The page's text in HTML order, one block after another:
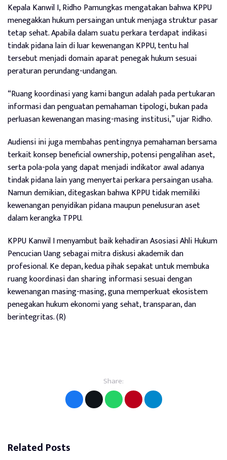
Kepala Kanwil I, Ridho Pamungkas mengatakan bahwa KPPU
menegakkan hukum persaingan untuk menjaga struktur pasar
tetap sehat. Apabila dalam suatu perkara terdapat indikasi
tindak pidana lain di luar kewenangan KPPU, tentu hal
tersebut menjadi domain aparat penegak hukum sesuai
peraturan perundang-undangan.
“Ruang koordinasi yang kami bangun adalah pada pertukaran
informasi dan penguatan pemahaman tipologi, bukan pada
perluasan kewenangan masing-masing institusi,” ujar Ridho.
Audiensi ini juga membahas pentingnya pemahaman bersama
terkait konsep beneficial ownership, potensi pengalihan aset,
serta pola-pola yang dapat menjadi indikator awal adanya
tindak pidana lain yang menyertai perkara persaingan usaha.
Namun demikian, ditegaskan bahwa KPPU tidak memiliki
kewenangan penyidikan pidana maupun penelusuran aset
dalam kerangka TPPU.
KPPU Kanwil I menyambut baik kehadiran Asosiasi Ahli Hukum
Pencucian Uang sebagai mitra diskusi akademik dan
profesional. Ke depan, kedua pihak sepakat untuk membuka
ruang koordinasi dan sharing informasi sesuai dengan
kewenangan masing-masing, guna memperkuat ekosistem
penegakan hukum ekonomi yang sehat, transparan, dan
berintegritas. (R)
Share:
Related Posts